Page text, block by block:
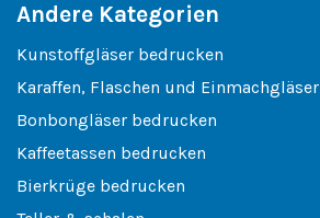
Andere Kategorien
Kunstoffgläser bedrucken
Karaffen, Flaschen und Einmachgläser
Bonbongläser bedrucken
Kaffeetassen bedrucken
Bierkrüge bedrucken